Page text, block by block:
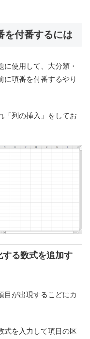
を付番するには
使用して、大分類・
に項番を付番するやり
「列の挿入」をしてお
る数式を追加す
目が出現するこどにカ
式を入力して項目の区